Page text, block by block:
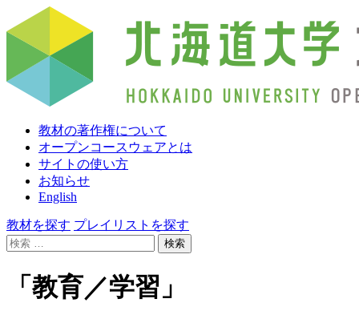
教材の著作権について
オープンコースウェアとは
サイトの使い方
お知らせ
English
教材を探す プレイリストを探す
検
「教育／学習」